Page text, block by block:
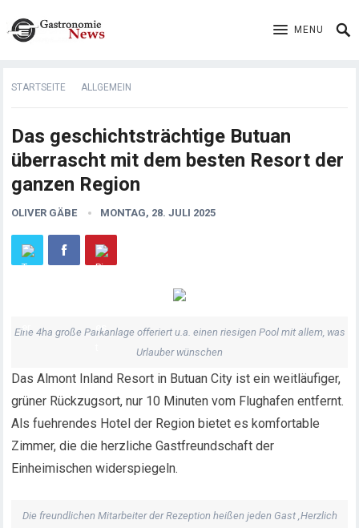
MENU
STARTSEITE ALLGEMEIN
Das geschichtsträchtige Butuan
überrascht mit dem besten Resort der
ganzen Region
OLIVER GÄBE MONTAG, 28. JULI 2025
Eine 4ha große Parkanlage offeriert u.a. einen riesigen Pool mit allem, was
Urlauber wünschen
Das Almont Inland Resort in Butuan City ist ein weitläufiger,
grüner Rückzugsort, nur 10 Minuten vom Flughafen entfernt.
Als fuehrendes Hotel der Region bietet es komfortable
Zimmer, die die herzliche Gastfreundschaft der
Einheimischen widerspiegeln.
Die freundlichen Mitarbeiter der Rezeption heißen jeden Gast ‚Herzlich